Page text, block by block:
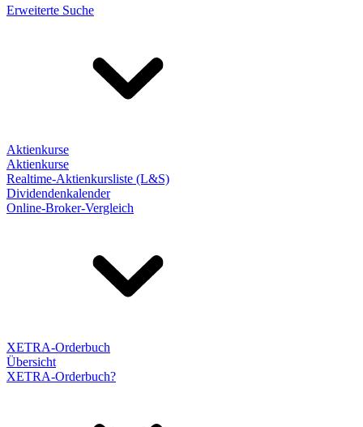
Erweiterte Suche
Aktienkurse
Aktienkurse
Realtime-Aktienkursliste (L&S)
Dividendenkalender
Online-Broker-Vergleich
XETRA-Orderbuch
Übersicht
XETRA-Orderbuch?